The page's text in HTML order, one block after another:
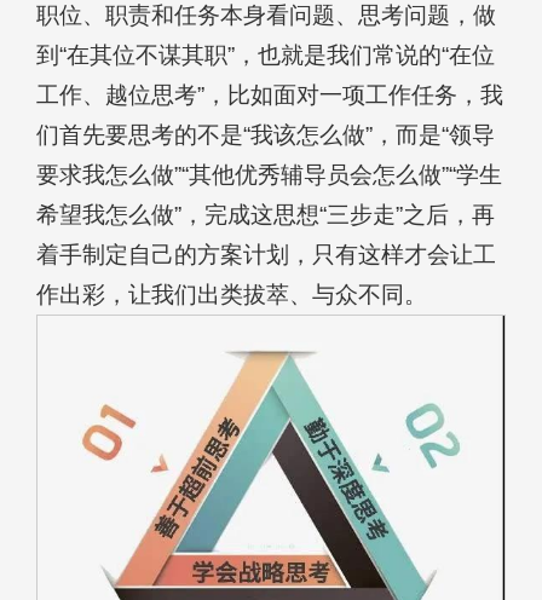
职位、职责和任务本身看问题、思考问题，做
到“在其位不谋其职”，也就是我们常说的“在位
工作、越位思考”，比如面对一项工作任务，我
们首先要思考的不是“我该怎么做”，而是“领导
要求我怎么做”“其他优秀辅导员会怎么做”“学生
希望我怎么做”，完成这思想“三步走”之后，再
着手制定自己的方案计划，只有这样才会让工
作出彩，让我们出类拔萃、与众不同。